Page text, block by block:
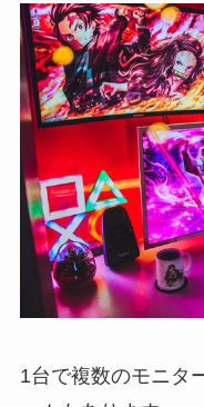
1台で複数のモニタ